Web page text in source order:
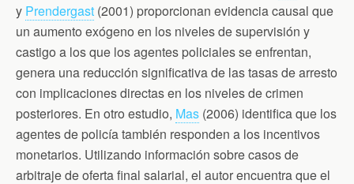
y Prendergast (2001) proporcionan evidencia causal que
un aumento exógeno en los niveles de supervisión y
castigo a los que los agentes policiales se enfrentan,
genera una reducción significativa de las tasas de arresto
con implicaciones directas en los niveles de crimen
posteriores. En otro estudio, Mas (2006) identifica que los
agentes de policía también responden a los incentivos
monetarios. Utilizando información sobre casos de
arbitraje de oferta final salarial, el autor encuentra que el